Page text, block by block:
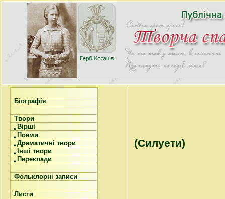
Біографія
Твори
Вірші
Поеми
Драматичні твори
Інші твори
Переклади
Фольклорні записи
Листи
(Силуети)